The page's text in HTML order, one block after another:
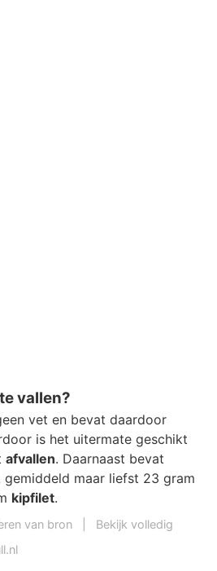
vallen?
vet en bevat daardoor
is het uitermate geschikt
afvallen. Daarnaast bevat
gemiddeld maar liefst 23 gram
kipfilet.
van bron
Bekijk volledig